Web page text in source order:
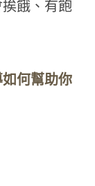
餓、有飽
何幫助你